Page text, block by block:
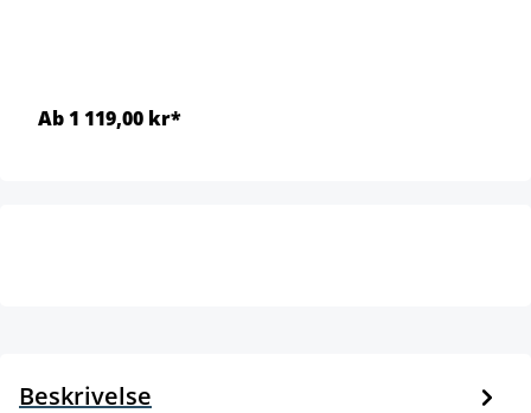
Ab 1 119,00 kr*
Beskrivelse